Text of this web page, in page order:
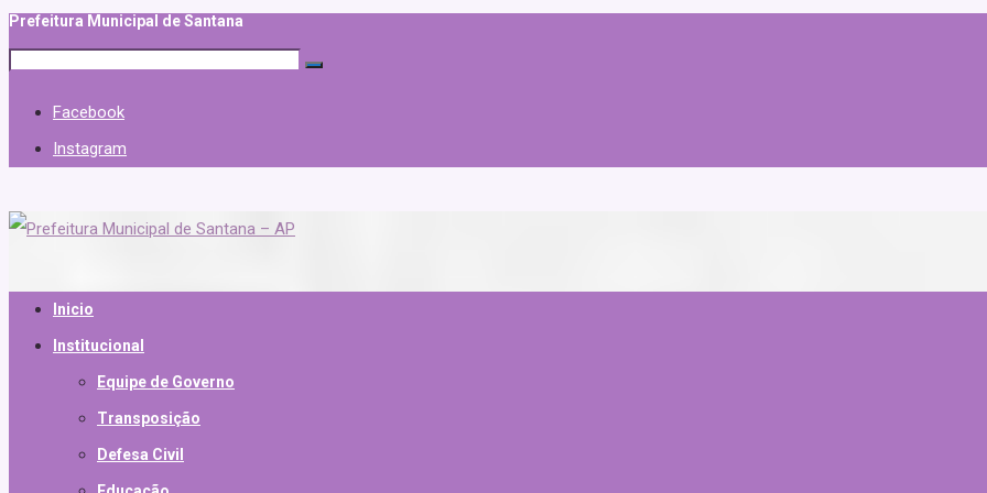
Prefeitura Municipal de Santana
Facebook
Instagram
Inicio
Institucional
Equipe de Governo
Transposição
Defesa Civil